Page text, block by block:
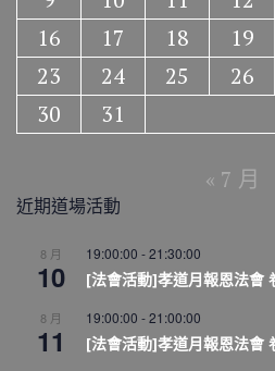
16
17 18 19
23
24 25 26
30
31
« 7 月
近期道場活動
8 月
10
19:00:00 -21:30:00
[法會活動]孝道月報恩法會
8 月
11
19:00:00 -21:00:00
[法會活動]孝道月報恩法會